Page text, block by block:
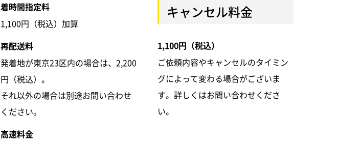
着時間指定料
1,100円（税込）加算
再配送料
発着地が東京23区内の場合は、2,200
円（税込）。
それ以外の場合は別途お問い合わせ
ください。
高速料金
キャンセル料金
1,100円（税込）
ご依頼内容やキャンセルのタイミン
グによって変わる場合がございま
す。詳しくはお問い合わせくださ
い。